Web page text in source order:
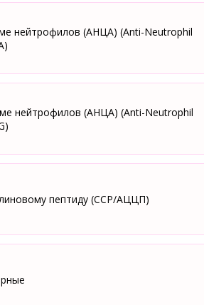
нейтрофилов (АНЦА) (Anti-Neutrophil
нейтрофилов (АНЦА) (Anti-Neutrophil
пептиду (ССР/АЦЦП)